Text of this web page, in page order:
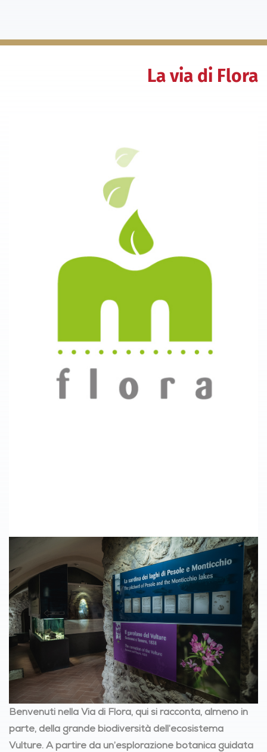
La via di Flora
Benvenuti nella Via di Flora, qui si racconta, almeno in
parte, della grande biodiversità dell’ecosistema
Vulture. A partire da un’esplorazione botanica guidata